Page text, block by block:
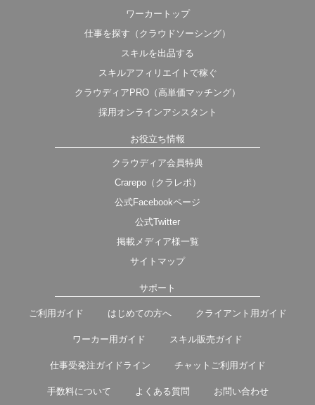
ワーカートップ
仕事を探す（クラウドソーシング）
スキルを出品する
スキルアフィリエイトで稼ぐ
クラウディアPRO（高単価マッチング）
採用オンラインアシスタント
お役立ち情報
クラウディア会員特典
Crarepo（クラレポ）
公式Facebookページ
公式Twitter
掲載メディア様一覧
サイトマップ
サポート
ご利用ガイド はじめての方へ クライアント用ガイド
ワーカー用ガイド スキル販売ガイド
仕事受発注ガイドライン チャットご利用ガイド
手数料について よくある質問 お問い合わせ